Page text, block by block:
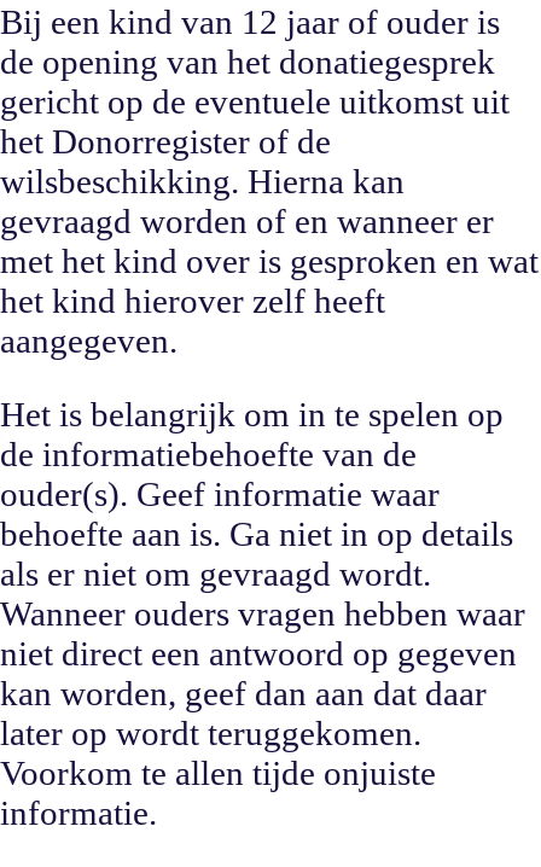
Bij een kind van 12 jaar of ouder is
de opening van het donatiegesprek
gericht op de eventuele uitkomst uit
het Donorregister of de
wilsbeschikking. Hierna kan
gevraagd worden of en wanneer er
met het kind over is gesproken en wat
het kind hierover zelf heeft
aangegeven.
Het is belangrijk om in te spelen op
de informatiebehoefte van de
ouder(s). Geef informatie waar
behoefte aan is. Ga niet in op details
als er niet om gevraagd wordt.
Wanneer ouders vragen hebben waar
niet direct een antwoord op gegeven
kan worden, geef dan aan dat daar
later op wordt teruggekomen.
Voorkom te allen tijde onjuiste
informatie.